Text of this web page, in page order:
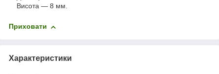
Висота — 8 мм.
Приховати
Характеристики